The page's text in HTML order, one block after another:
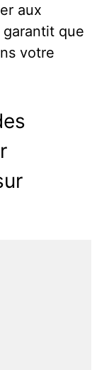
aux
que
votre